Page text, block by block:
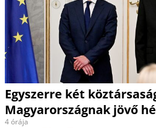
Egyszerre két
Magyarországnak jövő
4 órája